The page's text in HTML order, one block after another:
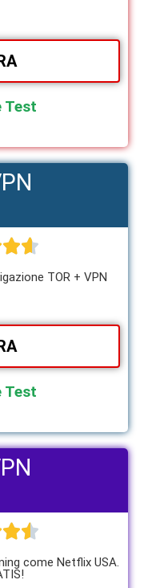
Test

TOR + VPN
Test

come Netflix USA.